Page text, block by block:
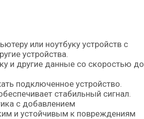
или ноутбуку устройств с
устройства.
и другие данные со скоростью до
подключенное устройство.
стабильный сигнал.
с добавлением
и устойчивым к повреждениям